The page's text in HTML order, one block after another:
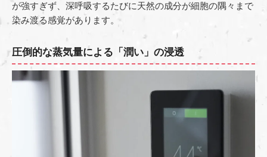
が強すぎず、深呼吸するたびに天然の成分が細胞の隅々まで
染み渡る感覚があります。
圧倒的な蒸気量による「潤い」の浸透